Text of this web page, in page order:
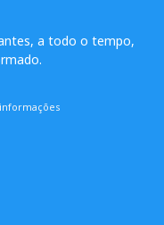
a todo o tempo,
informações